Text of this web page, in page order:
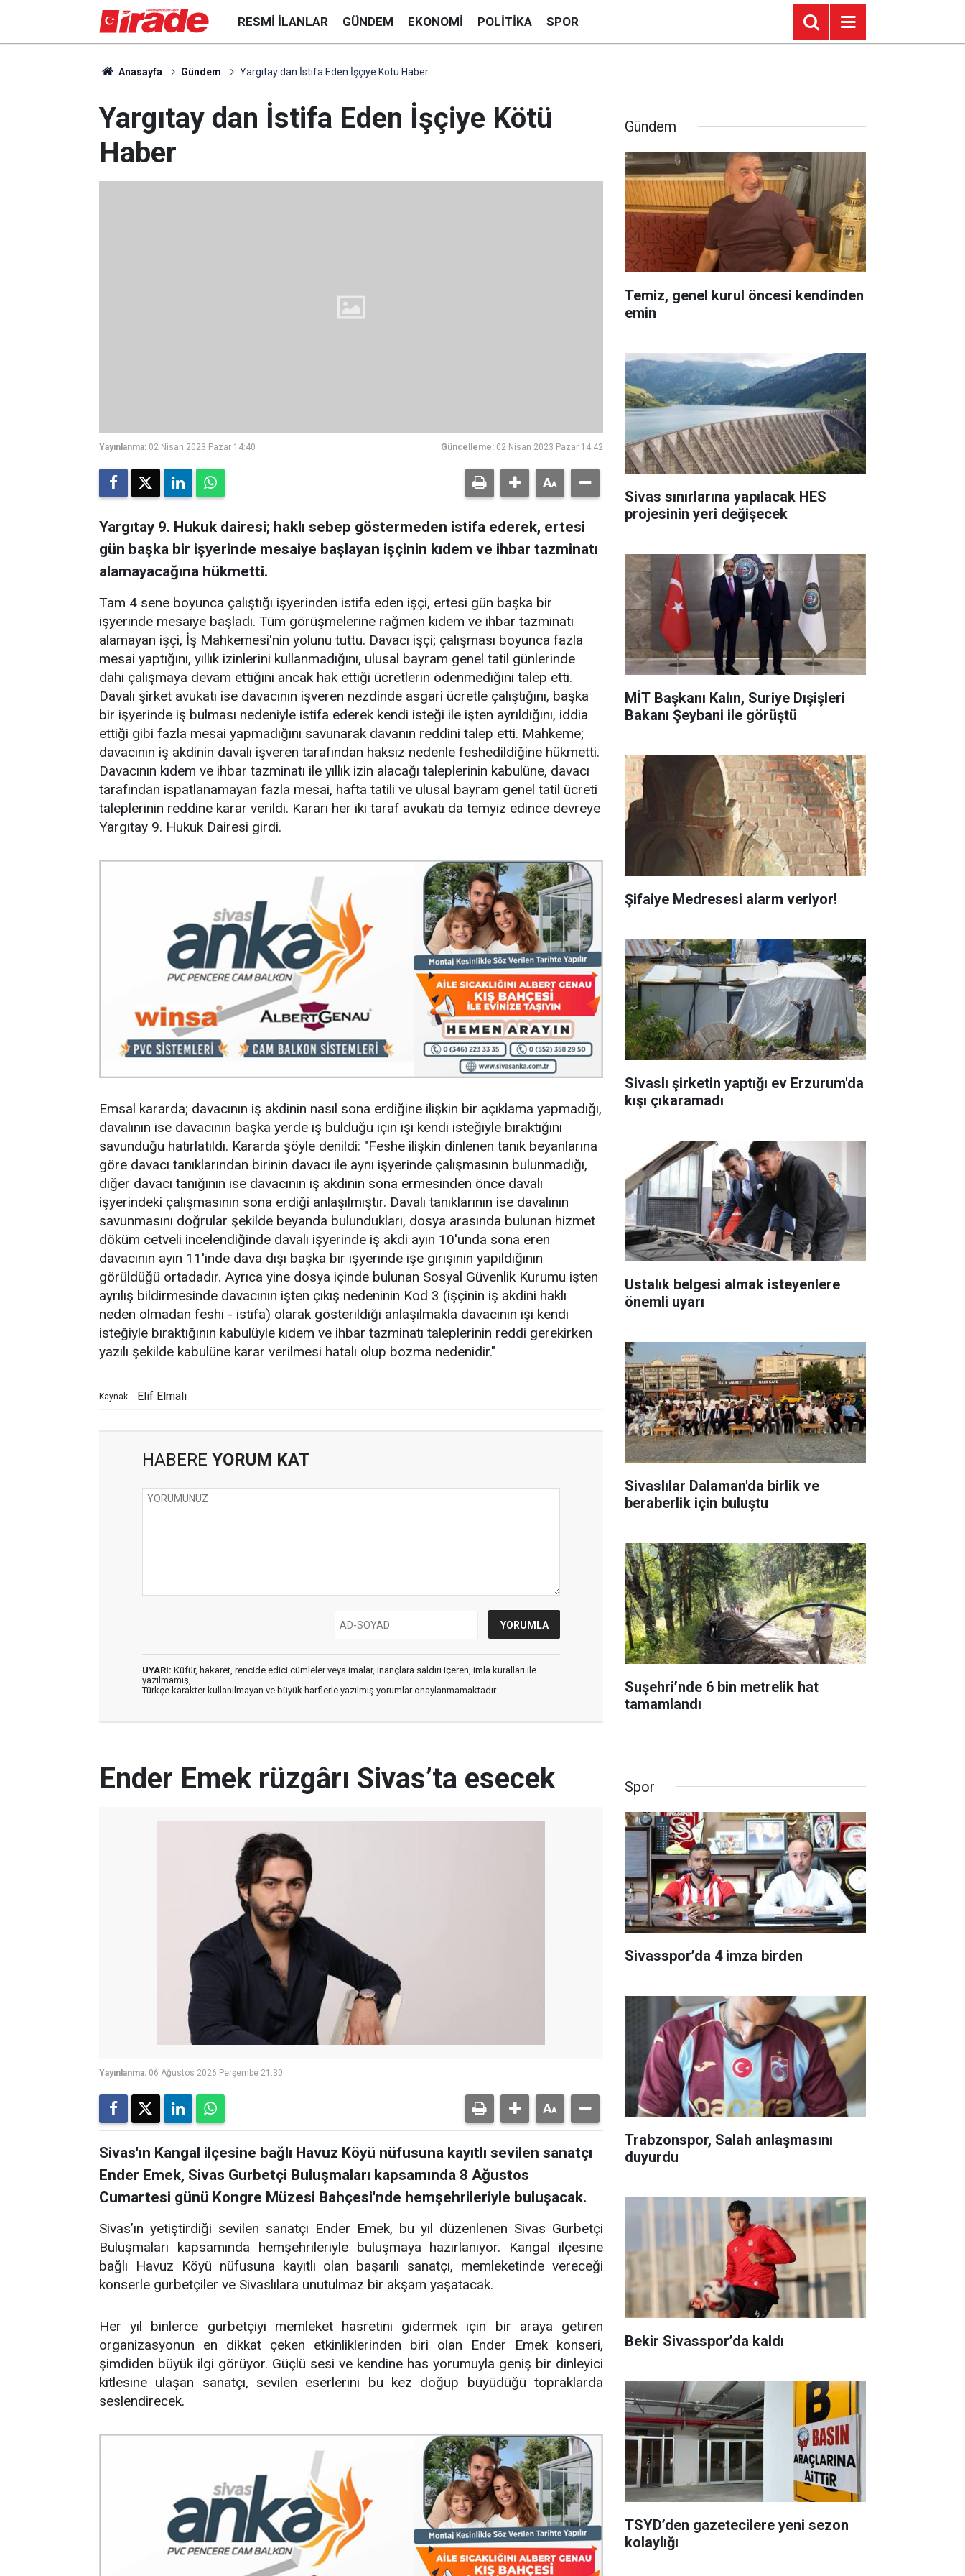
RESMI İLANLAR GÜNDEM EKONOMI POLITIKA SPOR
Anasayfa Gündem Yargıtay dan İstifa Eden İşçiye Kötü Haber
Yargıtay dan İstifa Eden İşçiye Kötü
Haber
Yayınlanma: 02 Nisan 2023 Pazar 14:40 Güncelleme: 02 Nisan 2023 Pazar 14:42
Yargıtay 9. Hukuk dairesi; haklı sebep göstermeden istifa ederek, ertesi
gün başka bir işyerinde mesaiye başlayan işçinin kıdem ve ihbar tazminatı
alamayacağına hükmetti.
Tam 4 sene boyunca çalıştığı işyerinden istifa eden işçi, ertesi gün başka bir
işyerinde mesaiye başladı. Tüm görüşmelerine rağmen kıdem ve ihbar tazminatı
alamayan işçi, İş Mahkemesi'nin yolunu tuttu. Davacı işçi; çalışması boyunca fazla
mesai yaptığını, yıllık izinlerini kullanmadığını, ulusal bayram genel tatil günlerinde
dahi çalışmaya devam ettiğini ancak hak ettiği ücretlerin ödenmediğini talep etti.
Davalı şirket avukatı ise davacının işveren nezdinde asgari ücretle çalıştığını, başka
bir işyerinde iş bulması nedeniyle istifa ederek kendi isteği ile işten ayrıldığını, iddia
ettiği gibi fazla mesai yapmadığını savunarak davanın reddini talep etti. Mahkeme;
davacının iş akdinin davalı işveren tarafından haksız nedenle feshedildiğine hükmetti.
Davacının kıdem ve ihbar tazminatı ile yıllık izin alacağı taleplerinin kabulüne, davacı
tarafından ispatlanamayan fazla mesai, hafta tatili ve ulusal bayram genel tatil ücreti
taleplerinin reddine karar verildi. Kararı her iki taraf avukatı da temyiz edince devreye
Yargıtay 9. Hukuk Dairesi girdi.
Emsal kararda; davacının iş akdinin nasıl sona erdiğine ilişkin bir açıklama yapmadığı,
davalının ise davacının başka yerde iş bulduğu için işi kendi isteğiyle bıraktığını
savunduğu hatırlatıldı. Kararda şöyle denildi: "Feshe ilişkin dinlenen tanık beyanlarına
göre davacı tanıklarından birinin davacı ile aynı işyerinde çalışmasının bulunmadığı,
diğer davacı tanığının ise davacının iş akdinin sona ermesinden önce davalı
işyerindeki çalışmasının sona erdiği anlaşılmıştır. Davalı tanıklarının ise davalının
savunmasını doğrular şekilde beyanda bulundukları, dosya arasında bulunan hizmet
döküm cetveli incelendiğinde davalı işyerinde iş akdi ayın 10'unda sona eren
davacının ayın 11'inde dava dışı başka bir işyerinde işe girişinin yapıldığının
görüldüğü ortadadır. Ayrıca yine dosya içinde bulunan Sosyal Güvenlik Kurumu işten
ayrılış bildirmesinde davacının işten çıkış nedeninin Kod 3 (işçinin iş akdini haklı
neden olmadan feshi - istifa) olarak gösterildiği anlaşılmakla davacının işi kendi
isteğiyle bıraktığının kabulüyle kıdem ve ihbar tazminatı taleplerinin reddi gerekirken
yazılı şekilde kabulüne karar verilmesi hatalı olup bozma nedenidir."
Kaynak: Elif Elmalı
HABERE YORUM KAT
UYARI: Küfür, hakaret, rencide edici cümleler veya imalar, inançlara saldırı içeren, imla kuralları ile
yazılmamış,
Türkçe karakter kullanılmayan ve büyük harflerle yazılmış yorumlar onaylanmamaktadır.
Gündem
Temiz, genel kurul öncesi kendinden
emin
Sivas sınırlarına yapılacak HES
projesinin yeri değişecek
MİT Başkanı Kalın, Suriye Dışişleri
Bakanı Şeybani ile görüştü
Şifaiye Medresesi alarm veriyor!
Sivaslı şirketin yaptığı ev Erzurum'da
kışı çıkaramadı
Ustalık belgesi almak isteyenlere
önemli uyarı
Sivaslılar Dalaman'da birlik ve
beraberlik için buluştu
Suşehri’nde 6 bin metrelik hat
tamamlandı
Ender Emek rüzgârı Sivas’ta esecek
Yayınlanma: 06 Ağustos 2026 Perşembe 21:30
Sivas'ın Kangal ilçesine bağlı Havuz Köyü nüfusuna kayıtlı sevilen sanatçı
Ender Emek, Sivas Gurbetçi Buluşmaları kapsamında 8 Ağustos
Cumartesi günü Kongre Müzesi Bahçesi'nde hemşehrileriyle buluşacak.
Sivas’ın yetiştirdiği sevilen sanatçı Ender Emek, bu yıl düzenlenen Sivas Gurbetçi
Buluşmaları kapsamında hemşehrileriyle buluşmaya hazırlanıyor. Kangal ilçesine
bağlı Havuz Köyü nüfusuna kayıtlı olan başarılı sanatçı, memleketinde vereceği
konserle gurbetçiler ve Sivaslılara unutulmaz bir akşam yaşatacak.
Her yıl binlerce gurbetçiyi memleket hasretini gidermek için bir araya getiren
organizasyonun en dikkat çeken etkinliklerinden biri olan Ender Emek konseri,
şimdiden büyük ilgi görüyor. Güçlü sesi ve kendine has yorumuyla geniş bir dinleyici
kitlesine ulaşan sanatçı, sevilen eserlerini bu kez doğup büyüdüğü topraklarda
seslendirecek.
Spor
Sivasspor’da 4 imza birden
Trabzonspor, Salah anlaşmasını
duyurdu
Bekir Sivasspor’da kaldı
TSYD’den gazetecilere yeni sezon
kolaylığı